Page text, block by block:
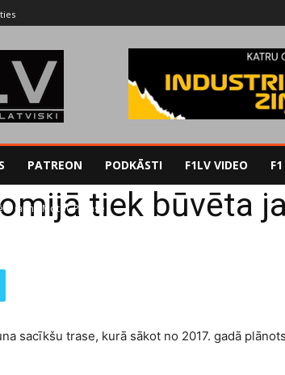
PATREON PODKĀSTI F1LV VIDEO
jauna MotoGP trasetiek būvēta
sacīkšu trase, kurā sākot no 2017. gadā